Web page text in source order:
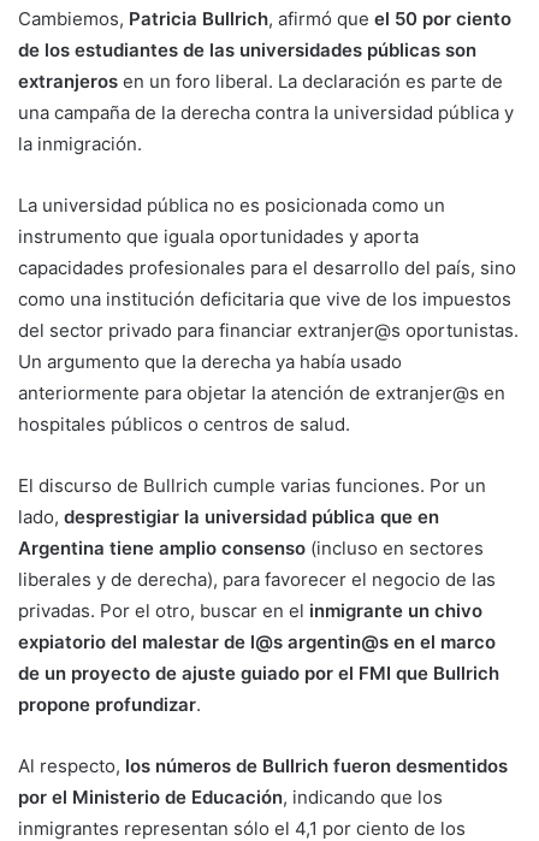
Cambiemos, Patricia Bullrich, afirmó que el 50 por ciento
de los estudiantes de las universidades públicas son
extranjeros en un foro liberal. La declaración es parte de
una campaña de la derecha contra la universidad pública y
la inmigración.
La universidad pública no es posicionada como un
instrumento que iguala oportunidades y aporta
capacidades profesionales para el desarrollo del país, sino
como una institución deficitaria que vive de los impuestos
del sector privado para financiar extranjer@s oportunistas.
Un argumento que la derecha ya había usado
anteriormente para objetar la atención de extranjer@s en
hospitales públicos o centros de salud.
El discurso de Bullrich cumple varias funciones. Por un
lado, desprestigiar la universidad pública que en
Argentina tiene amplio consenso (incluso en sectores
liberales y de derecha), para favorecer el negocio de las
privadas. Por el otro, buscar en el inmigrante un chivo
expiatorio del malestar de l@s argentin@s en el marco
de un proyecto de ajuste guiado por el FMI que Bullrich
propone profundizar.
Al respecto, los números de Bullrich fueron desmentidos
por el Ministerio de Educación, indicando que los
inmigrantes representan sólo el 4,1 por ciento de los